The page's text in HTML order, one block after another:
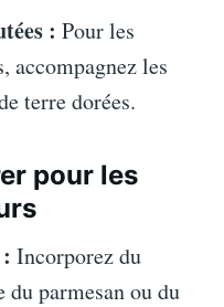
: Pour les
accompagnez les
terre dorées.
pour les
Incorporez du
parmesan ou du